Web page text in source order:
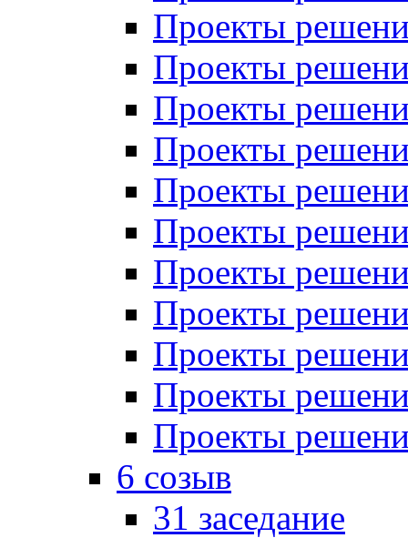
Проекты
Проекты
Проекты
Проекты
Проекты
Проекты
Проекты
Проекты
Проекты
Проекты
Проекты
6 созыв
31 заседание